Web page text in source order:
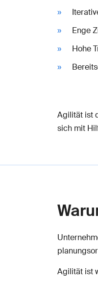
Enge
Hohe
Agilität ist
sich mit
Agilität ist